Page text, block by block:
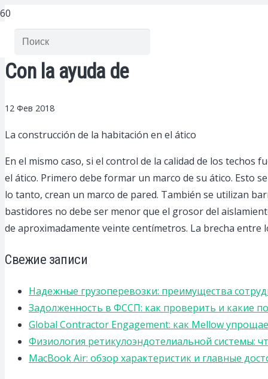
Con la ayuda de
12 Фев 2018
La construcción de la habitación en el ático
En el mismo caso, si el control de la calidad de los
el ático. Primero debe formar un marco de su ático. Esto
lo tanto, crean un marco de pared. También se utilizan
bastidores no debe ser menor que el grosor del
de aproximadamente veinte centímetros. La brecha
Свежие записи
Надежные грузоперевозки: преимущества
Задолженность в ФССП: как проверить и какие
Global Contractor Engagement: как Mellow
Физиология ретикулоэндотелиальной системы:
MacBook Air: обзор характеристик и главные